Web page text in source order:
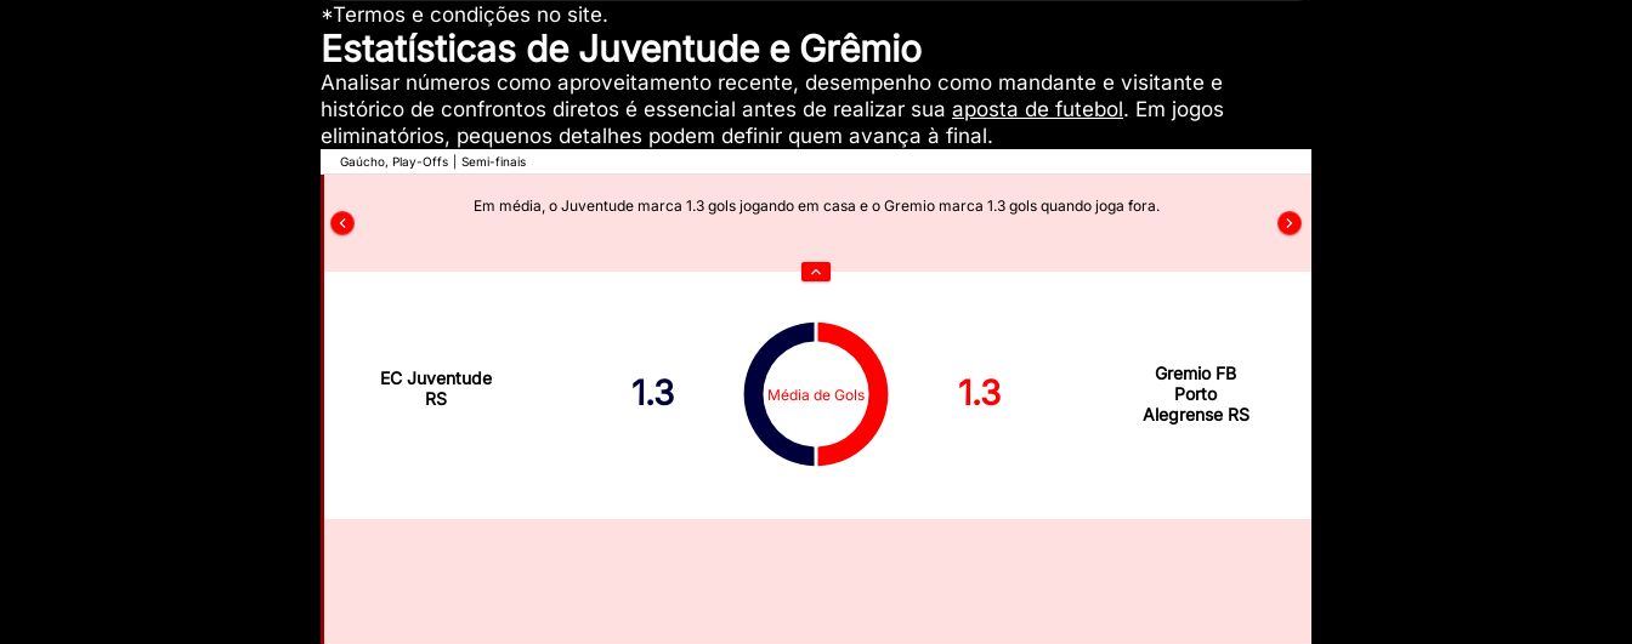
*Termos e condições no site.
Estatísticas de Juventude e Grêmio
Analisar números como aproveitamento recente, desempenho como mandante e visitante e
histórico de confrontos diretos é essencial antes de realizar sua aposta de futebol. Em jogos
eliminatórios, pequenos detalhes podem definir quem avança à final.
Gaúcho, Play-Offs Semi-finais
Em média, o Juventudemarca 1.3gols jogando em casa e o Gremiomarca 1.3gols quando joga fora.
EC Juventude
RS
1.3 Média de Gols
Gremio FB
Porto
Alegrense RS
1.3